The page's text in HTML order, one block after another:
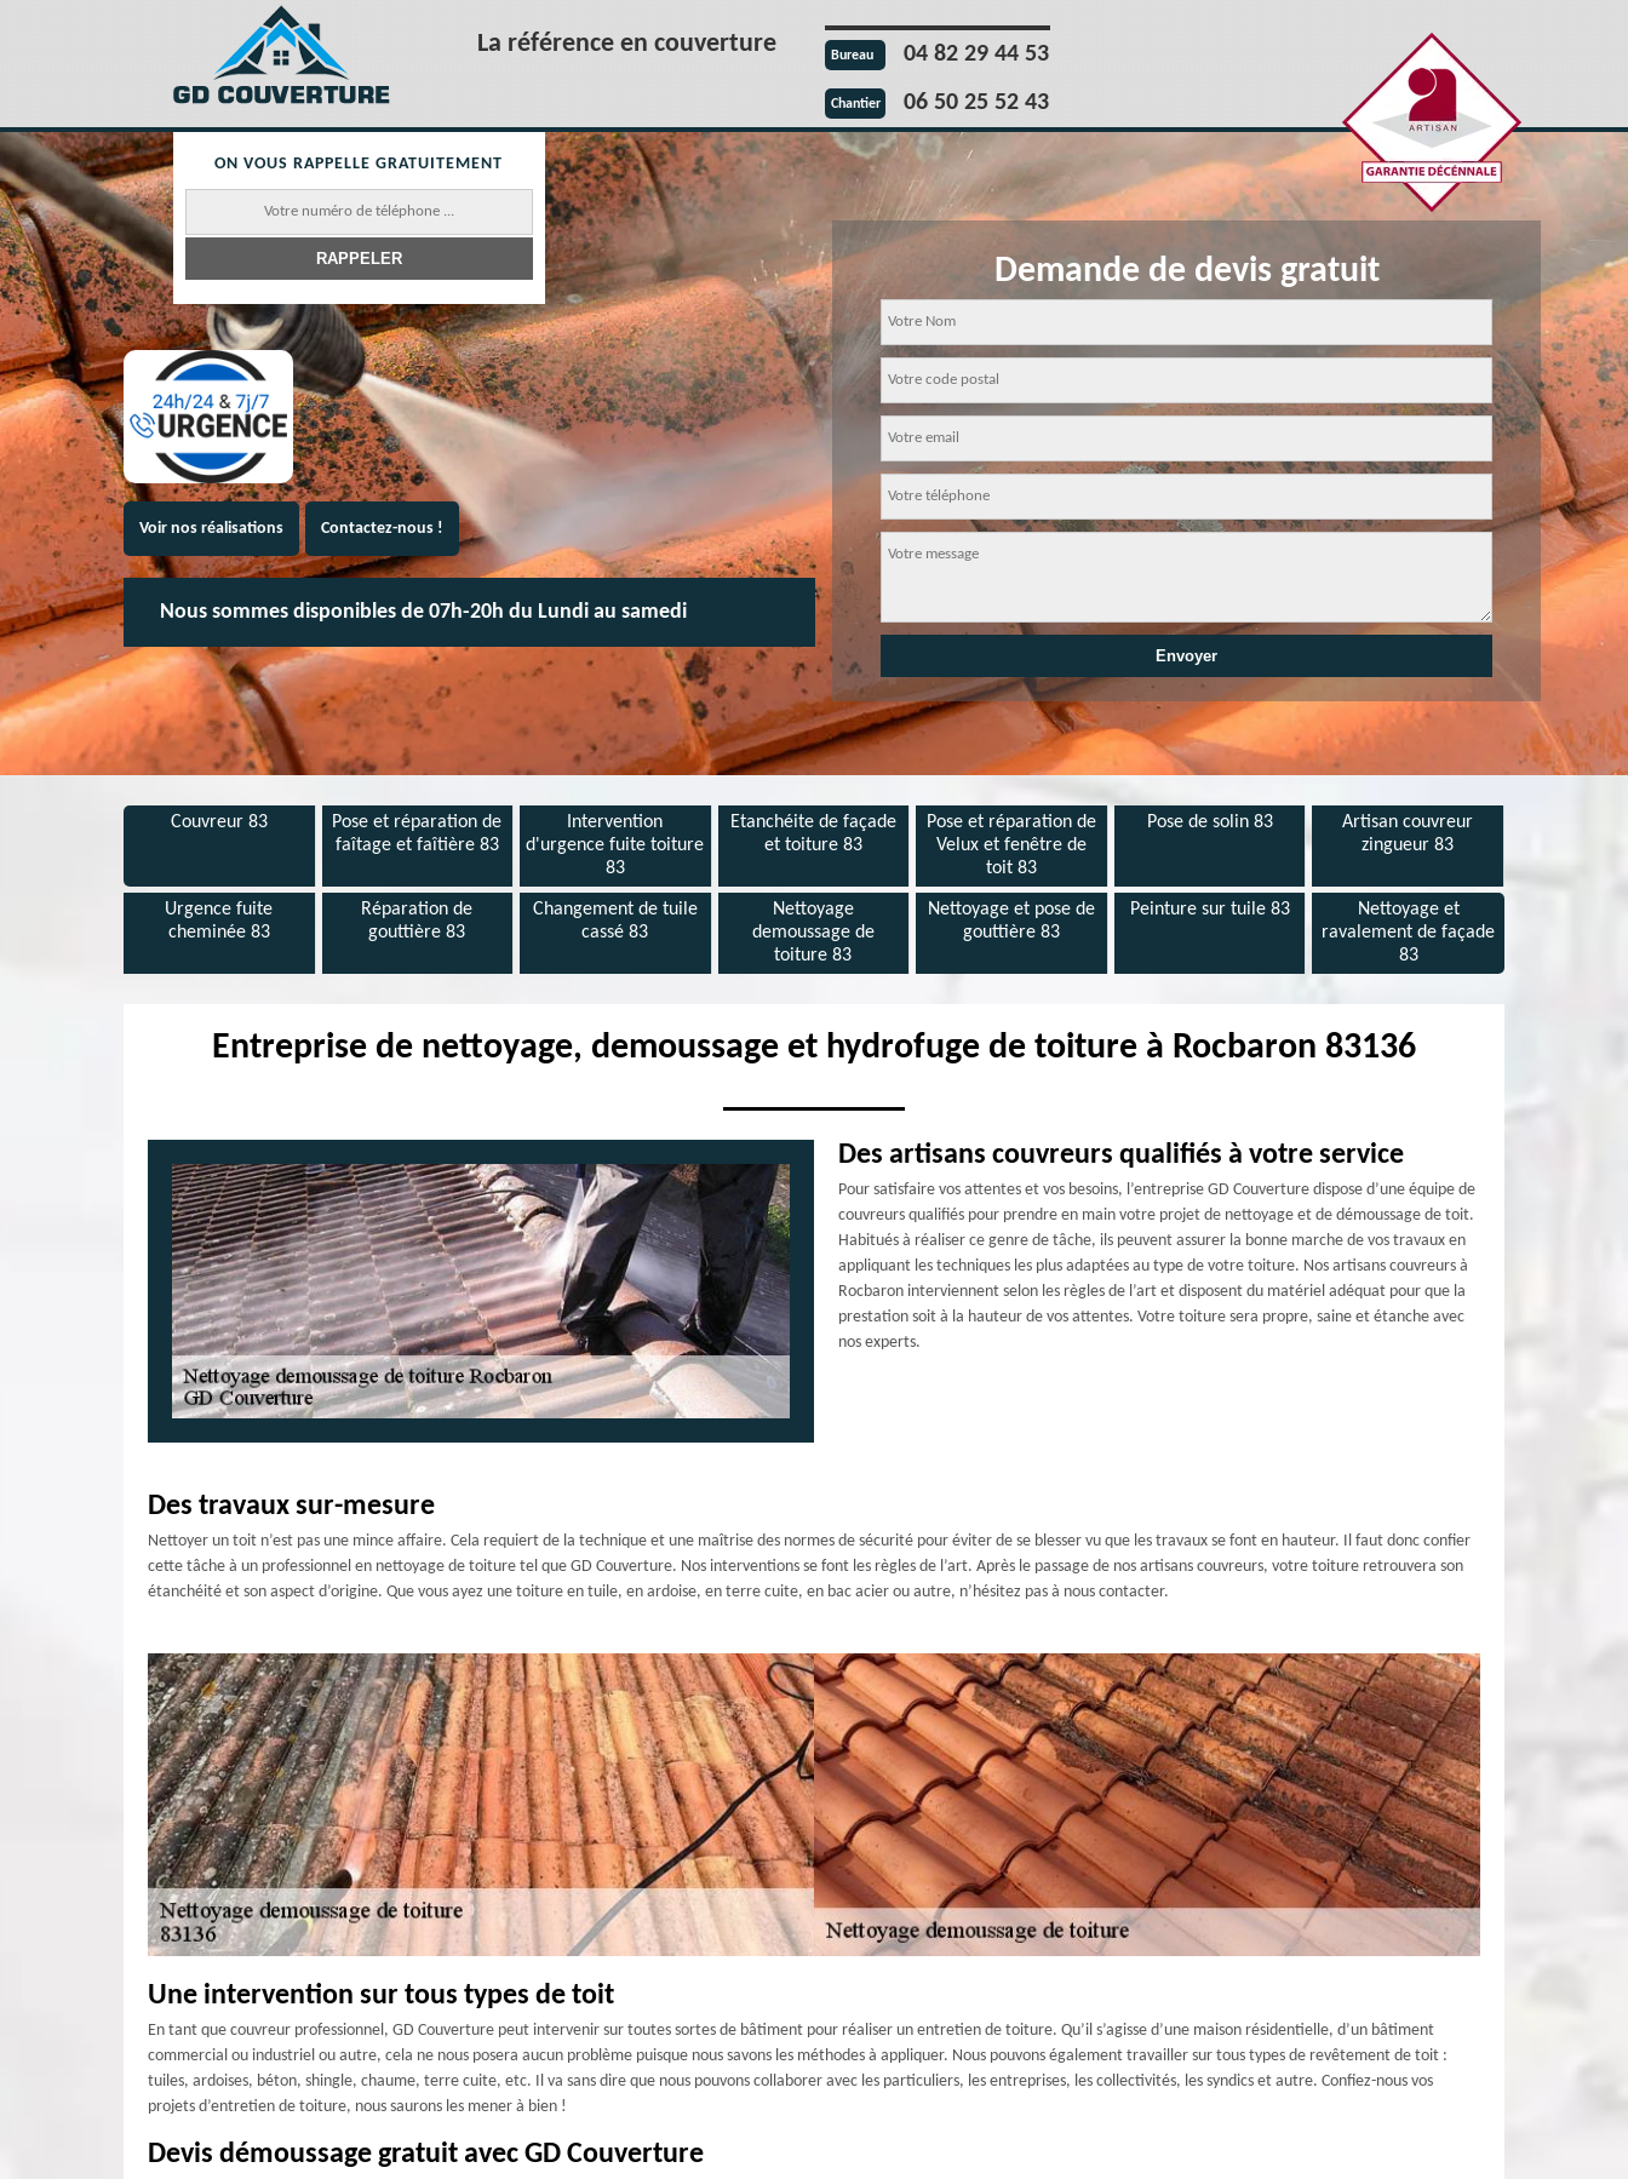
La référence en couverture Bureau 04 82 29 44 53
Chantier 06 50 25 52 43
Voir nos réalisations Contactez-nous !
Nous sommes disponibles de 07h-20h du Lundi au samedi
Demande de devis gratuit
ON VOUS RAPPELLE GRATUITEMENT
Couvreur 83
Pose et réparation de
faîtage et faîtière 83
Intervention
d'urgence fuite toiture
83
Etanchéite de façade
et toiture 83
Pose et réparation de
Velux et fenêtre de
toit 83
Pose de solin 83
Artisan couvreur
zingueur 83
Urgence fuite
cheminée 83
Réparation de
gouttière 83
Changement de tuile
cassé 83
Nettoyage
demoussage de
toiture 83
Nettoyage et pose de
gouttière 83
Peinture sur tuile 83
Nettoyage et
ravalement de façade
83
Entreprise de nettoyage, demoussage et hydrofuge de toiture à Rocbaron 83136
Des artisans couvreurs qualifiés à votre service
Pour satisfaire vos attentes et vos besoins, l’entreprise GD Couverture dispose d’une équipe de
couvreurs qualifiés pour prendre en main votre projet de nettoyage et de démoussage de toit.
Habitués à réaliser ce genre de tâche, ils peuvent assurer la bonne marche de vos travaux en
appliquant les techniques les plus adaptées au type de votre toiture. Nos artisans couvreurs à
Rocbaron interviennent selon les règles de l’art et disposent du matériel adéquat pour que la
prestation soit à la hauteur de vos attentes. Votre toiture sera propre, saine et étanche avec
nos experts.
Des travaux sur-mesure
Nettoyer un toit n’est pas une mince affaire. Cela requiert de la technique et une maîtrise des normes de sécurité pour éviter de se blesser vu que les travaux se font en hauteur. Il faut donc confier
cette tâche à un professionnel en nettoyage de toiture tel que GD Couverture. Nos interventions se font les règles de l’art. Après le passage de nos artisans couvreurs, votre toiture retrouvera son
étanchéité et son aspect d’origine. Que vous ayez une toiture en tuile, en ardoise, en terre cuite, en bac acier ou autre, n’hésitez pas à nous contacter.
Une intervention sur tous types de toit
En tant que couvreur professionnel, GD Couverture peut intervenir sur toutes sortes de bâtiment pour réaliser un entretien de toiture. Qu’il s’agisse d’une maison résidentielle, d’un bâtiment
commercial ou industriel ou autre, cela ne nous posera aucun problème puisque nous savons les méthodes à appliquer. Nous pouvons également travailler sur tous types de revêtement de toit :
tuiles, ardoises, béton, shingle, chaume, terre cuite, etc. Il va sans dire que nous pouvons collaborer avec les particuliers, les entreprises, les collectivités, les syndics et autre. Confiez-nous vos
projets d’entretien de toiture, nous saurons les mener à bien !
Devis démoussage gratuit avec GD Couverture